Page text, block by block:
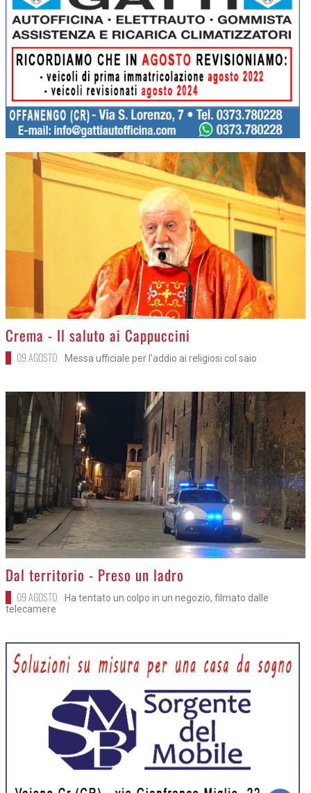
>
Crema - Il saluto ai Cappuccini
09 AGOSTO Messa ufficiale per l'addio ai religiosi col saio
>
Dal territorio - Preso un ladro
09 AGOSTO
Ha tentato un colpo in un negozio, filmato dalle
telecamere